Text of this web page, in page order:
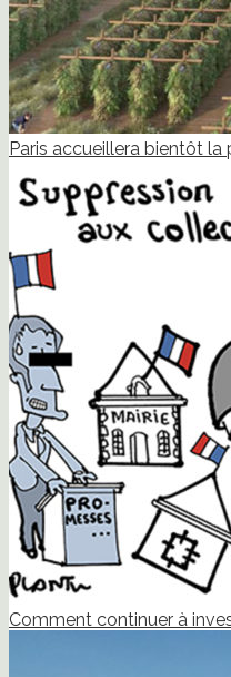
Paris accueillera bientôt
Comment continuer à